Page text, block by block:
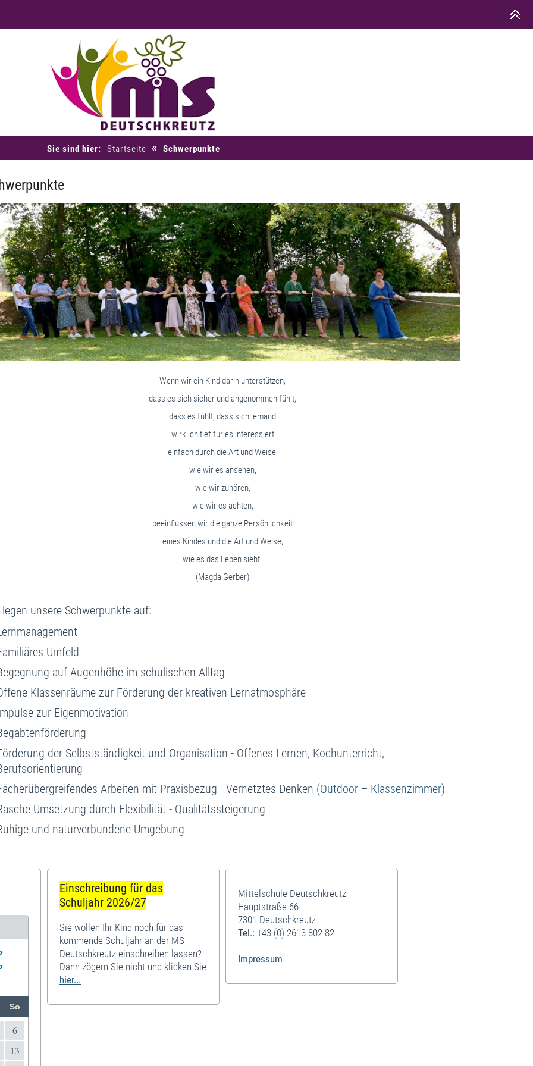
Sie sind hier: Startseite « Schwerpunkte
Wenn wir ein Kind darin unterstützen,
dass es sich sicher und angenommen fühlt,
dass es fühlt, dass sich jemand
wirklich tief für es interessiert
einfach durch die Art und Weise,
wie wir es ansehen,
wie wir zuhören,
wie wir es achten,
beeinflussen wir die ganze Persönlichkeit
eines Kindes und die Art und Weise,
wie es das Leben sieht.
(Magda Gerber)
legen unsere Schwerpunkte auf:
Umfeld
auf Augenhöhe im schulischen Alltag
Klassenräume zur Förderung der kreativen Lernatmosphäre
zur Eigenmotivation
der Selbstständigkeit und Organisation - Offenes Lernen, Kochunterricht,
Arbeiten mit Praxisbezug - Vernetztes Denken (Outdoor – Klassenzimmer)
Umsetzung durch Flexibilität - Qualitätssteigerung
und naturverbundene Umgebung
So
6
13
Einschreibung für das
Schuljahr 2026/27
Sie wollen Ihr Kind noch für das
kommende Schuljahr an der MS
Deutschkreutz einschreiben lassen?
Dann zögern Sie nicht und klicken Sie
hier...
Mittelschule Deutschkreutz
Hauptstraße 66
7301 Deutschkreutz
Tel.: +43 (0) 2613 802 82
Impressum